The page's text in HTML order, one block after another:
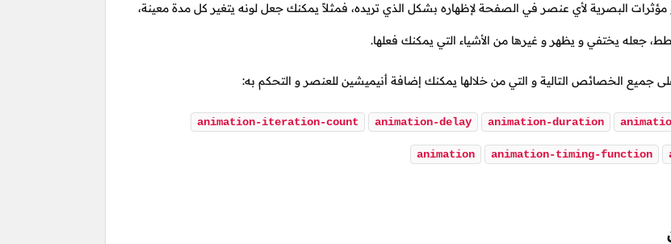
البصرية لأي عنصر في الصفحة لإظهاره بشكل الذي تريده، فمثلاً يمكنك جعل لونه يتغير كل مدة معينة،
جعله يختفي و يظهر و غيرها من الأشياء التي يمكنك فعلها.
الخصائص التالية و التي من خلالها يمكنك إضافة أنيميشين للعنصر و التحكم به:
animation-duration
animation-delay
animation-iteration-count
animation-timing-function
animation